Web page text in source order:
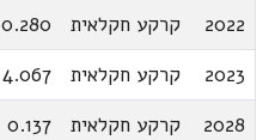
2022 קרקע חקלאית
0.280
2023
קרקע חקלאית
4.067
2028
קרקע חקלאית
0.137